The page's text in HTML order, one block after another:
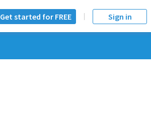
Get started for FREE Sign in